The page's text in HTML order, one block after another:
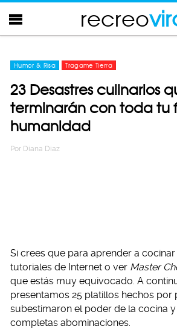
recreo
Humor & Risa Tragame Tierra
23 Desastres culinarios
terminarán con toda tu
humanidad
Por Diana Diaz
Si crees que para aprender a
tutoriales de Internet o ver Master
que estás muy equivocado. A
presentamos 25 platillos hechos por
subestimaron el poder de la cocina
completas abominaciones.